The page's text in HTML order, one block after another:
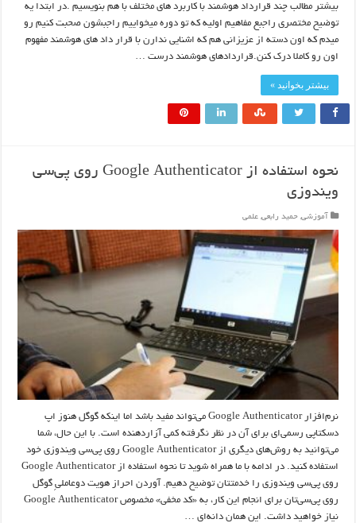
بیشتر مطالب چند قرارداد هوشمند با کاربرد های مختلف با هم بنویسیم .در ابتدا یه
توضیح مختصری راجبع مفاهیم اولیه که تو دوره میخواییم راجبشون صحبت کنیم رو
میدم که اون دسته از عزیزانی هم که اشنایی ندارن با قرار داد های هوشمند مفهوم
اون رو کاملا درک کنن.قراردادهای هوشمند درست …
بیشتر بخوانید »
نحوه استفاده از Google Authenticator روی پی‌سی
ویندوزی
آموزشی, حمید رابعی, علمی
نرم‌افزار Google Authenticator می‌تواند مفید باشد اما اینکه گوگل هنوز اپ
دسکتاپی رسمی‌ای برای آن در نظر نگرفته کمی آزاردهنده است. با این حال، شما
می‌توانید به روش‌های دیگری از Google Authenticator روی پی‌سی ویندوزی خود
استفاده کنید. در ادامه با ما همراه شوید تا نحوه استفاده از Google Authenticator
روی پی‌سی ویندوزی را خدمتتان توضیح دهیم. آوردن احراز هویت دوعاملیِ گوگل
روی پی‌سی‌تان برای انجام این کار، به «کد مخفی» مخصوص Google Authenticator
نیاز خواهید داشت. این همان دانه‌ای …